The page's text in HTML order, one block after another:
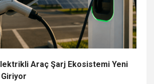
Araç Şarj Ekosistemi Yeni